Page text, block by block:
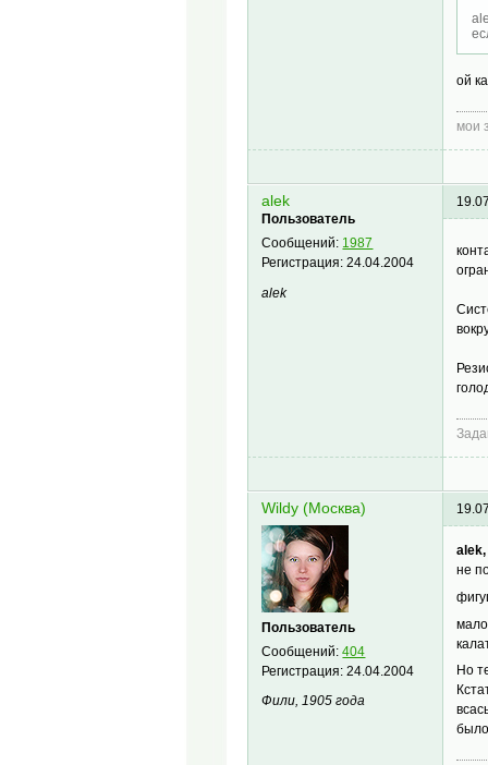
ой
мои
alek
Пользователь
Сообщений: 1987
Регистрация:24.04.2004
alek
Wildy (Москва)
Пользователь
Сообщений:404
Регистрация:24.04.2004
Фили, 1905 года
alek,
не
Но